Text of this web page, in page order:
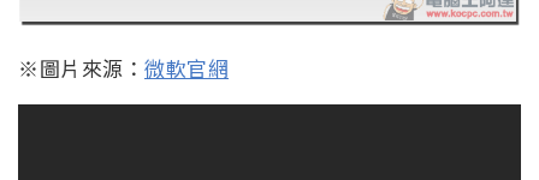
※圖片來源： 微軟官網